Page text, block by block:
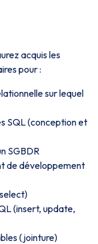
acquis les
pour :
sur lequel
SQL (conception et
SGBDR
de développement
(insert, update,
(jointure)